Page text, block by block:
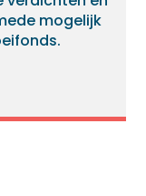
mogelijk